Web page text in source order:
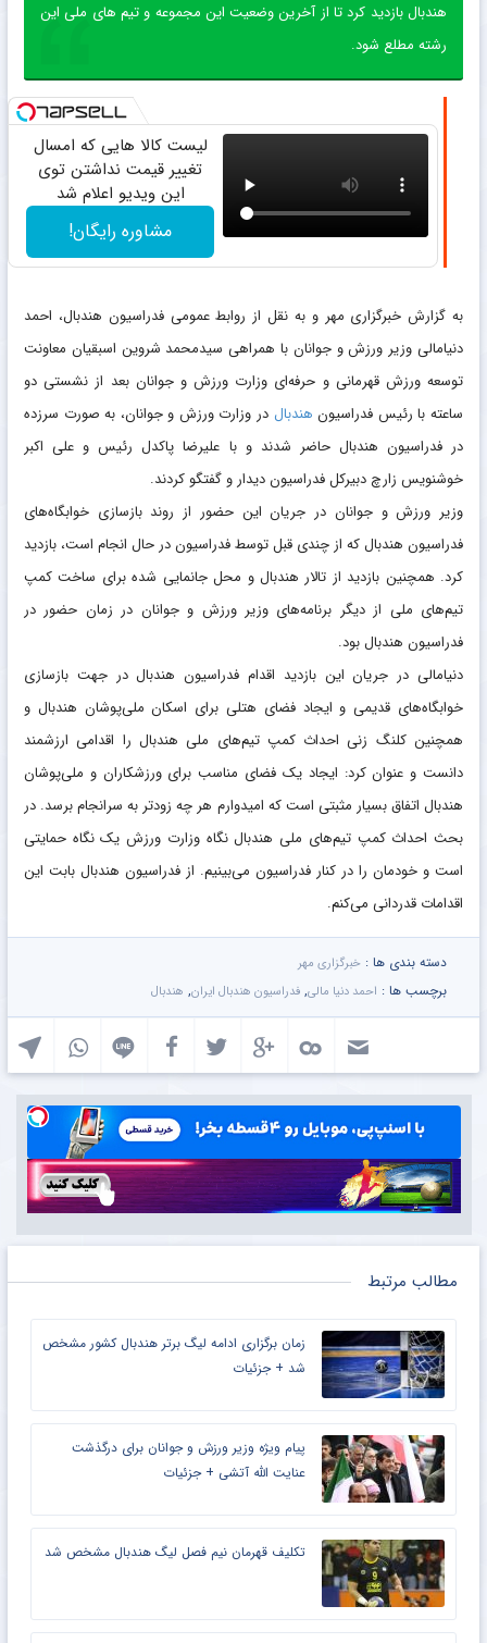
هندبال بازدید کرد تا از آخرین وضعیت این مجموعه و تیم های ملی این
رشته مطلع شود.
لیست کالا هایی که امسال
تغییر قیمت نداشتن توی
این ویدیو اعلام شد
مشاوره رایگان!
به گزارش خبرگزاری مهر و به نقل از روابط عمومی فدراسیون هندبال، احمد
دنیامالی وزیر ورزش و جوانان با همراهی سیدمحمد شروین اسبقیان معاونت
توسعه ورزش قهرمانی و حرفه‌ای وزارت ورزش و جوانان بعد از نشستی دو
ساعته با رئیس فدراسیون هندبال در وزارت ورزش و جوانان، به صورت سرزده
در فدراسیون هندبال حاضر شدند و با علیرضا پاکدل رئیس و علی اکبر
خوشنویس زارچ دبیرکل فدراسیون دیدار و گفتگو کردند.
وزیر ورزش و جوانان در جریان این حضور از روند بازسازی خوابگاه‌های
فدراسیون هندبال که از چندی قبل توسط فدراسیون در حال انجام است، بازدید
کرد. همچنین بازدید از تالار هندبال و محل جانمایی شده برای ساخت کمپ
تیم‌های ملی از دیگر برنامه‌های وزیر ورزش و جوانان در زمان حضور در
فدراسیون هندبال بود.
دنیامالی در جریان این بازدید اقدام فدراسیون هندبال در جهت بازسازی
خوابگاه‌های قدیمی و ایجاد فضای هتلی برای اسکان ملی‌پوشان هندبال و
همچنین کلنگ زنی احداث کمپ تیم‌های ملی هندبال را اقدامی ارزشمند
دانست و عنوان کرد: ایجاد یک فضای مناسب برای ورزشکاران و ملی‌پوشان
هندبال اتفاق بسیار مثبتی است که امیدوارم هر چه زودتر به سرانجام برسد. در
بحث احداث کمپ تیم‌های ملی هندبال نگاه وزارت ورزش یک نگاه حمایتی
است و خودمان را در کنار فدراسیون می‌بینیم. از فدراسیون هندبال بابت این
اقدامات قدردانی می‌کنم.
دسته بندی ها : خبرگزاری مهر
برچسب ها : احمد دنیا مالی, فدراسیون هندبال ایران, هندبال
مطالب مرتبط
زمان برگزاری ادامه لیگ برتر هندبال کشور مشخص
شد + جزئیات
پیام ویژه وزیر ورزش و جوانان برای درگذشت
عنایت الله آتشی + جزئیات
تکلیف قهرمان نیم فصل لیگ هندبال مشخص شد